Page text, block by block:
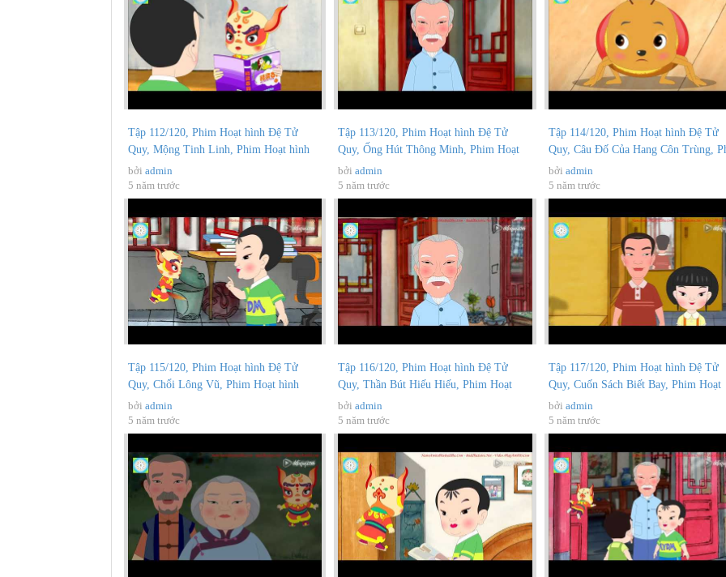
Tập 112/120, Phim Hoạt hình Đệ Tử
Quy, Mộng Tinh Linh, Phim Hoạt hình
Phật...
bởi admin
5 năm trước
Tập 113/120, Phim Hoạt hình Đệ Tử
Quy, Ống Hút Thông Minh, Phim Hoạt
hình...
bởiadmin
5 năm trước
Tập 114/120, Phim Hoạt hình Đệ Tử
Quy, Câu Đố Của Hang Côn Trùng,
Hoạt...
bởi admin
5 năm trước
Tập 115/120, Phim Hoạt hình Đệ Tử
Quy, Chổi Lông Vũ, Phim Hoạt hình
Phật...
bởi admin
5 năm trước
Tập 116/120, Phim Hoạt hình Đệ Tử
Quy, Thần Bút Hiếu Hiếu, Phim Hoạt
hình...
bởiadmin
5 năm trước
Tập 117/120, Phim Hoạt hình Đệ Tử
Quy, Cuốn Sách Biết Bay, Phim Hoạt
hình...
bởi admin
5 năm trước